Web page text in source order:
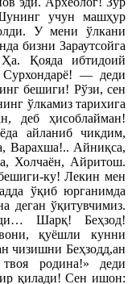
учун машҳур
У мени ўлкани
бизни Зараутсойга
Қояда ибтидоий
Сурхондарё! — деди
бешиги! Рўзи, сен
ўлкамиз тарихига
деб ҳисоблайман!
айланиб чикдим,
Варахша!.. Айниқса,
Холчаён, Айритош.
ку! Лекин мен
ўқиб юрганимда
деган ўқитувчимиз.
Шарқ! Беҳзод!
қуёшли кунни
чизишни Беҳзодд,ан
родина!» деди
қилади! Сен ишон: